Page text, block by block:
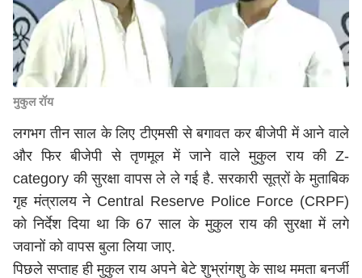
मुकुल रॉय
लगभग तीन साल के लिए टीएमसी से बगावत कर बीजेपी में आने वाले
और फिर बीजेपी से तृणमूल में जाने वाले मुकुल राय की Z-
category की सुरक्षा वापस ले ले गई है. सरकारी सूत्रों के मुताबिक
गृह मंत्रालय ने Central Reserve Police Force (CRPF)
को निर्देश दिया था कि 67 साल के मुकुल राय की सुरक्षा में लगे
जवानों को वापस बुला लिया जाए.
पिछले सप्ताह ही मुकुल राय अपने बेटे शुभ्रांगशु के साथ ममता बनर्जी